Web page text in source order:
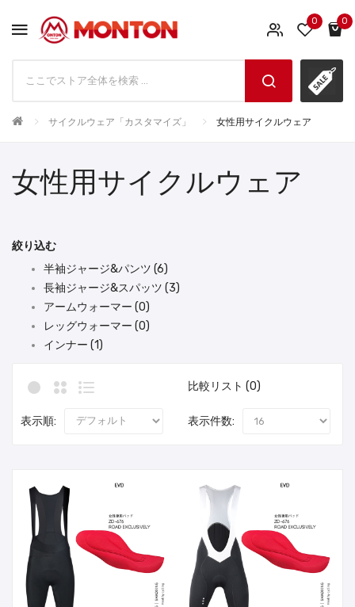
0 0
サイクルウェア「カスタマイズ」 女性用サイクルウェア
女性用サイクルウェア
絞り込む
半袖ジャージ&パンツ (6)
長袖ジャージ&スパッツ (3)
アームウォーマー (0)
レッグウォーマー (0)
インナー (1)
比較リスト (0)
表示順: 表示件数: